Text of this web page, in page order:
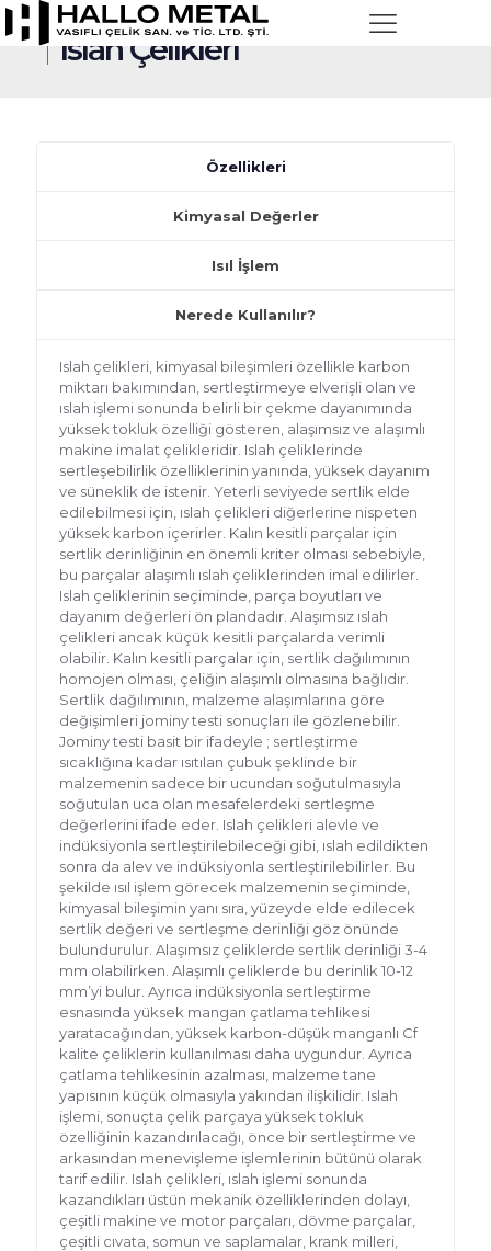
Islah Çelikleri
Özellikleri
Kimyasal Değerler
Isıl İşlem
Nerede Kullanılır?
Islah çelikleri, kimyasal bileşimleri özellikle karbon
miktarı bakımından, sertleştirmeye elverişli olan ve
ıslah işlemi sonunda belirli bir çekme dayanımında
yüksek tokluk özelliği gösteren, alaşımsız ve alaşımlı
makine imalat çelikleridir. Islah çeliklerinde
sertleşebilirlik özelliklerinin yanında, yüksek dayanım
ve süneklik de istenir. Yeterli seviyede sertlik elde
edilebilmesi için, ıslah çelikleri diğerlerine nispeten
yüksek karbon içerirler. Kalın kesitli parçalar için
sertlik derinliğinin en önemli kriter olması sebebiyle,
bu parçalar alaşımlı ıslah çeliklerinden imal edilirler.
Islah çeliklerinin seçiminde, parça boyutları ve
dayanım değerleri ön plandadır. Alaşımsız ıslah
çelikleri ancak küçük kesitli parçalarda verimli
olabilir. Kalın kesitli parçalar için, sertlik dağılımının
homojen olması, çeliğin alaşımlı olmasına bağlıdır.
Sertlik dağılımının, malzeme alaşımlarına göre
değişimleri jominy testi sonuçları ile gözlenebilir.
Jominy testi basit bir ifadeyle ; sertleştirme
sıcaklığına kadar ısıtılan çubuk şeklinde bir
malzemenin sadece bir ucundan soğutulmasıyla
soğutulan uca olan mesafelerdeki sertleşme
değerlerini ifade eder. Islah çelikleri alevle ve
indüksiyonla sertleştirilebileceği gibi, ıslah edildikten
sonra da alev ve indüksiyonla sertleştirilebilirler. Bu
şekilde ısıl işlem görecek malzemenin seçiminde,
kimyasal bileşimin yanı sıra, yüzeyde elde edilecek
sertlik değeri ve sertleşme derinliği göz önünde
bulundurulur. Alaşımsız çeliklerde sertlik derinliği 3-4
mm olabilirken. Alaşımlı çeliklerde bu derinlik 10-12
mm’yi bulur. Ayrıca indüksiyonla sertleştirme
esnasında yüksek mangan çatlama tehlikesi
yaratacağından, yüksek karbon-düşük manganlı Cf
kalite çeliklerin kullanılması daha uygundur. Ayrıca
çatlama tehlikesinin azalması, malzeme tane
yapısının küçük olmasıyla yakından ilişkilidir. Islah
işlemi, sonuçta çelik parçaya yüksek tokluk
özelliğinin kazandırılacağı, önce bir sertleştirme ve
arkasından menevişleme işlemlerinin bütünü olarak
tarif edilir. Islah çelikleri, ıslah işlemi sonunda
kazandıkları üstün mekanik özelliklerinden dolayı,
çeşitli makine ve motor parçaları, dövme parçalar,
çeşitli cıvata, somun ve saplamalar, krank milleri,